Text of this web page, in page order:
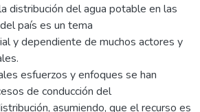
distribución del agua potable en las
país es un tema
y dependiente de muchos actores y
esfuerzos y enfoques se han
de conducción del
asumiendo, que el recurso es